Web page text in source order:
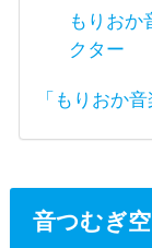
もりおか
クター
「もりおか
音つむぎ